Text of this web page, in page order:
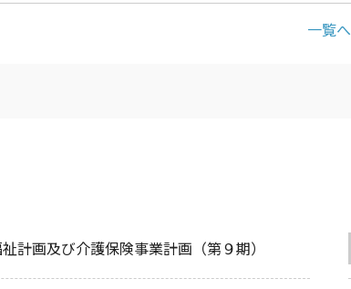
一覧へ
計画及び介護保険事業計画（第９期）